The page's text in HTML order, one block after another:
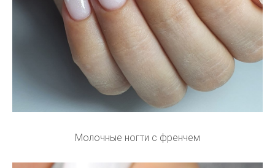
Молочные ногти с френчем